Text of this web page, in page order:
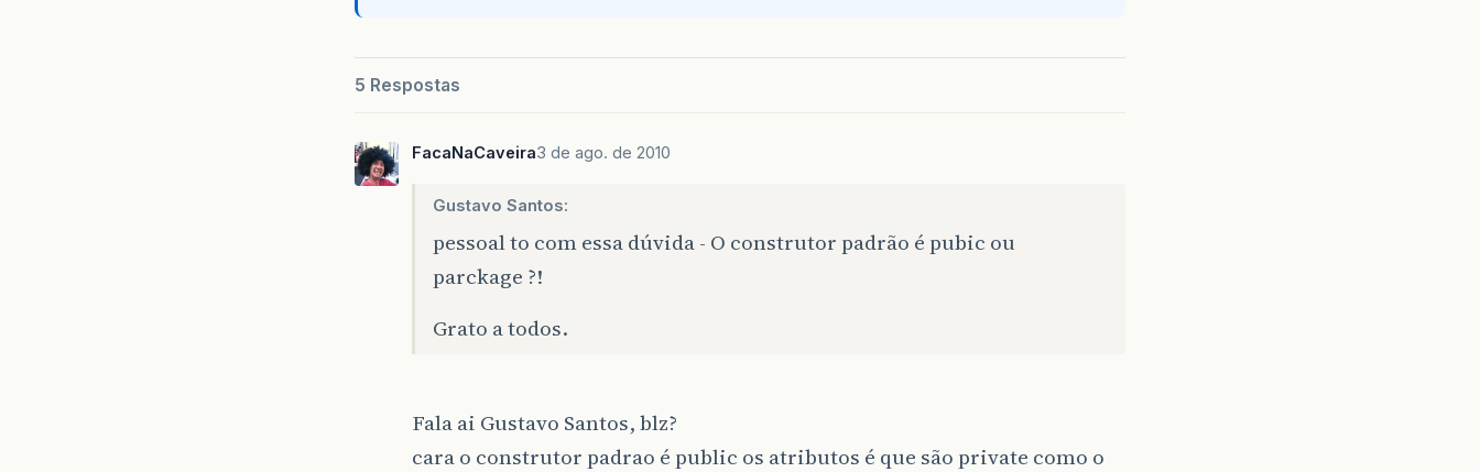
5 Respostas
FacaNaCaveira3 de ago. de 2010
Gustavo Santos:
pessoal to com essa dúvida - O construtor padrão é pubic ou
parckage ?!
Grato a todos.
Fala ai Gustavo Santos, blz?
cara o construtor padrao é public os atributos é que são private como o